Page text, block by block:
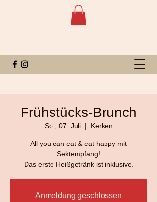
Frühstücks-Brunch
So., 07. Juli
  |
Kerken
All you can eat & eat happy mit
Sektempfang!
Das erste Heißgetränk ist inklusive.
Anmeldung geschlossen